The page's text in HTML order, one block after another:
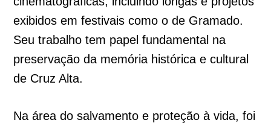
exibidos em festivais como o de Gramado.
Seu trabalho tem papel fundamental na
preservação da memória histórica e cultural
de Cruz Alta.
Na área do salvamento e proteção à vida, foi